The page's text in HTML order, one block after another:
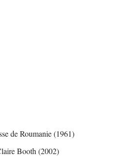
de Roumanie (1961)
Booth (2002)